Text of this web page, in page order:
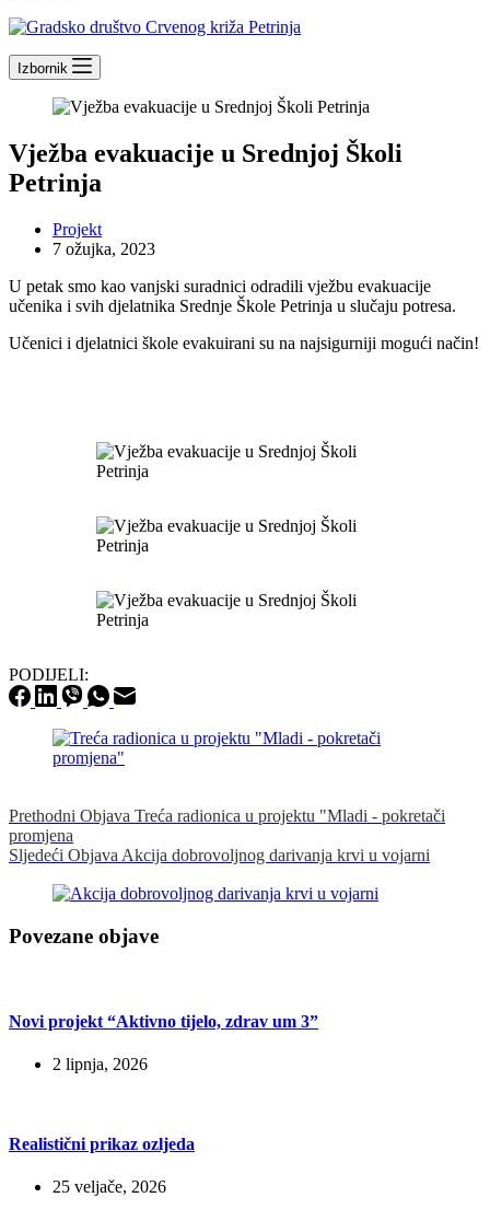
Izbornik
Vježba evakuacije u Srednjoj Školi
Petrinja
Projekt
7 ožujka, 2023
U petak smo kao vanjski suradnici odradili vježbu evakuacije
učenika i svih djelatnika Srednje Škole Petrinja u slučaju potresa.
Učenici i djelatnici škole evakuirani su na najsigurniji mogući način!
PODIJELI:
Prethodni Objava Treća radionica u projektu "Mladi - pokretači
promjena
Sljedeći Objava Akcija dobrovoljnog darivanja krvi u vojarni
Povezane objave
Novi projekt “Aktivno tijelo, zdrav um 3”
2 lipnja, 2026
Realistični prikaz ozljeda
25 veljače, 2026